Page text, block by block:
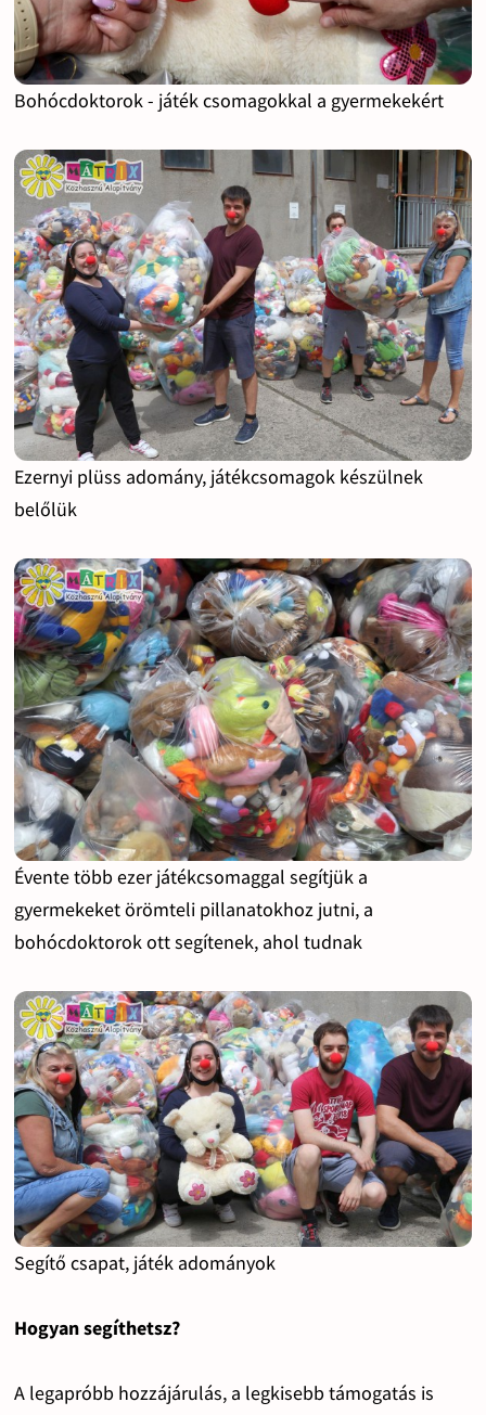
Bohócdoktorok - játék csomagokkal a gyermekekért
Ezernyi plüss adomány, játékcsomagok készülnek
belőlük
Évente több ezer játékcsomaggal segítjük a
gyermekeket örömteli pillanatokhoz jutni, a
bohócdoktorok ott segítenek, ahol tudnak
Segítő csapat, játék adományok
Hogyan segíthetsz?
A legapróbb hozzájárulás, a legkisebb támogatás is